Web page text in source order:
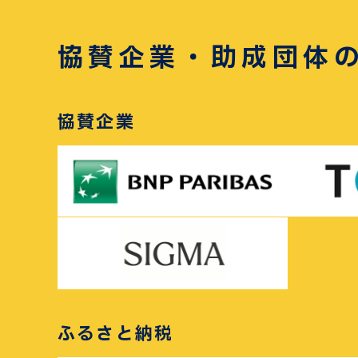
協賛企業・助成団体
協賛企業
ふるさと納税